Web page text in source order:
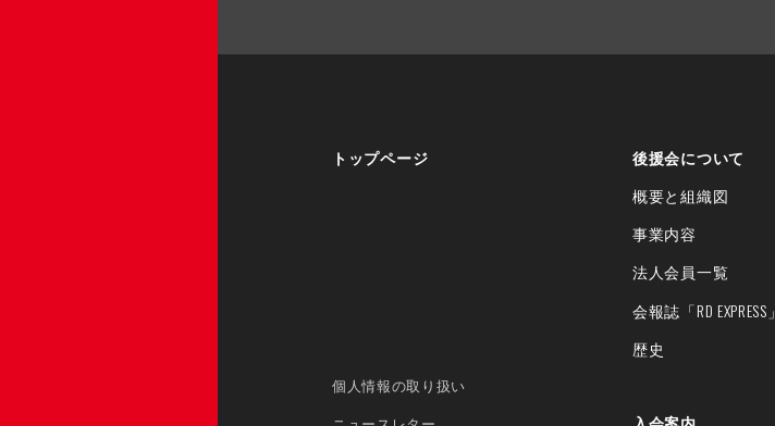
トップページ
後援会について
概要と組織図
事業内容
法人会員一覧
会報誌 「RD EXPRESS」
歴史
個人情報の取り扱い